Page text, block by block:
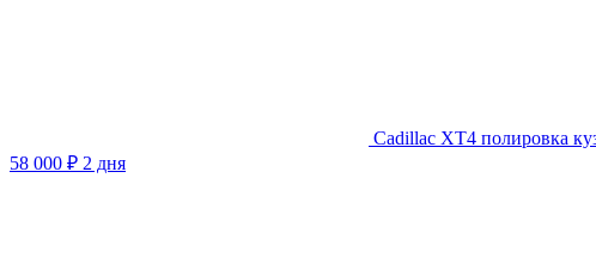
Cadillaс XT4 полировка
58 000 ₽ 2 дня